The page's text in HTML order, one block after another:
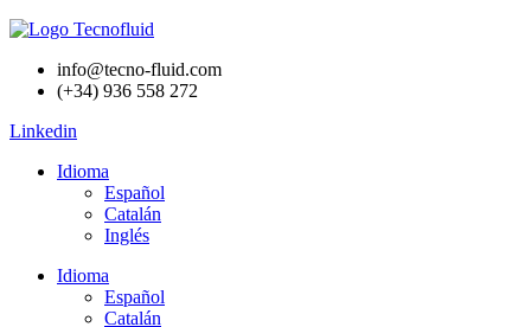
info@tecno-fluid.com
(+34) 936 558 272
Linkedin
Idioma
Español
Catalán
Inglés
Idioma
Español
Catalán